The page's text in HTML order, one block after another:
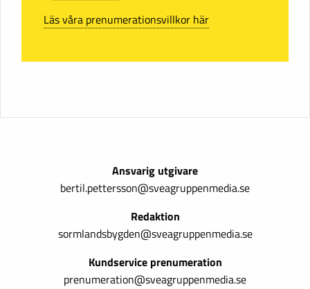
Läs våra prenumerationsvillkor här
Ansvarig utgivare
bertil.pettersson@sveagruppenmedia.se
Redaktion
sormlandsbygden@sveagruppenmedia.se
Kundservice prenumeration
prenumeration@sveagruppenmedia.se